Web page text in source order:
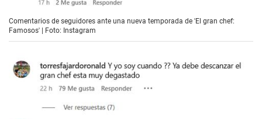
Comentarios de seguidores ante una nueva temporada de 'El gran chef:
Famosos' | Foto: Instagram